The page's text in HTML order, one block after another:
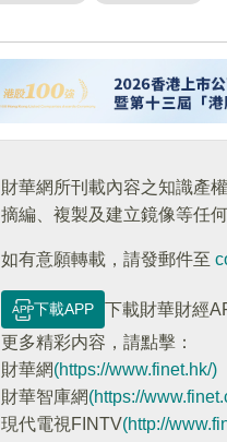
財華網所刊載內容之知識產
摘編、複製及建立鏡像等任何
如有意願轉載，請發郵件至
下載APP
下載財華財經
更多精彩内容，請點擊：
財華網(https://www.finet.hk/)
財華智庫網(https://
現代電視FINTV(http://